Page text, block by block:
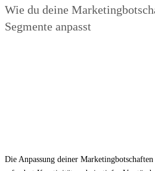
Wie du deine
Segmente anpasst
Die Anpassung deiner Marketingbotschaften